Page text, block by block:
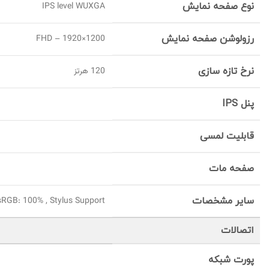
نوع صفحه نمایش IPS level WUXGA
رزولوشن صفحه نمایش FHD – 1920×1200
نرخ تازه سازی 120 هرتز
پنل IPS
قابلیت لمسی
صفحه مات
سایر مشخصات 100% , Stylus Support
اتصالات
پورت شبکه